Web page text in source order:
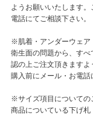
ようお願いいたします
電話にてご相談下さい。
※肌着・アンダーウェア
衛生面の問題から、す
認の上ご注文頂きます
購入前にメール・お電話
※サイズ項目についての
商品についている下げ